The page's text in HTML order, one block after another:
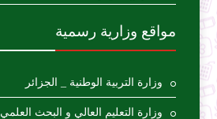
مواقع وزارية رسمية
وزارة التربية الوطنية _ الجزائر
وزارة التعليم العالي و البحث العلمي